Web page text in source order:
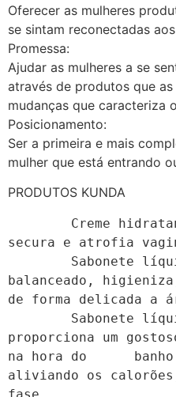
Oferecer as mulheres
se sintam reconectadas
Promessa:
Ajudar as mulheres a se
através de produtos que
mudanças que caracteriza
Posicionamento:
Ser a primeira e mais
mulher que está entrando
PRODUTOS KUNDA
secura e atrofia
balanceado,
de forma delicada a
proporciona um
na hora do
aliviando os